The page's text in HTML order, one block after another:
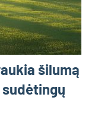
šilumą